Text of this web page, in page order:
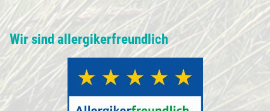
Wir sind allergikerfreundlich